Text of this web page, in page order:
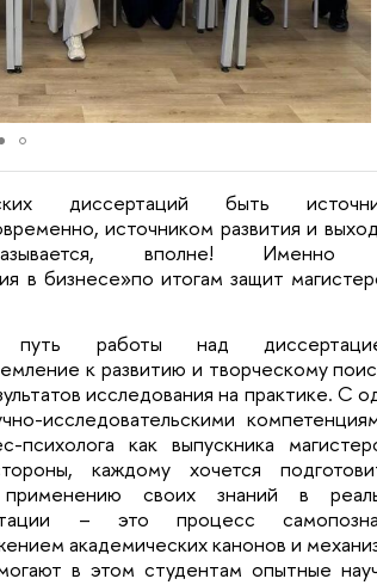
диссертаций быть
источником развития и
вполне! Именно
в бизнесе»по итогам защит
работы над
к развитию и творческому
исследования на практике. С
исследовательскими
как выпускника
каждому хочется
своих знаний в
– это процесс
академических канонов и
в этом студентам опытные